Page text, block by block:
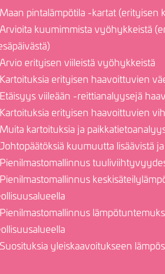
pintalämpötila -kartat (erityisen
kuumimmista vyöhykkeistä
erityisen viileistä vyöhykkeistä
erityisen haavoittuvien
viileään -reittianalyysejä
erityisen haavoittuvien
kartoituksia ja
kuumuutta lisäävistä
yleiskaavoitukseen